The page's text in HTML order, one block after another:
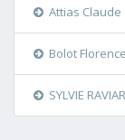
Attias Claude
Bolot Florence
SYLVIE